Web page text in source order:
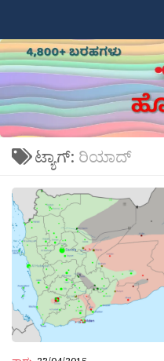
ಟ್ಯಾಗ್: ರಿಯಾದ್